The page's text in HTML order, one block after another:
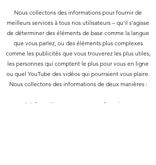
Nous collectons des informations pour fournir de
meilleurs services à tous nos utilisateurs – qu'il s'agisse
de déterminer des éléments de base comme la langue
que vous parlez, ou des éléments plus complexes
comme les publicités que vous trouverez les plus utiles,
les personnes qui comptent le plus pour vous en ligne
ou quel YouTube des vidéos qui pourraient vous plaire.
Nous collectons des informations de deux manières :
1. Informations que vous nous fournissez.